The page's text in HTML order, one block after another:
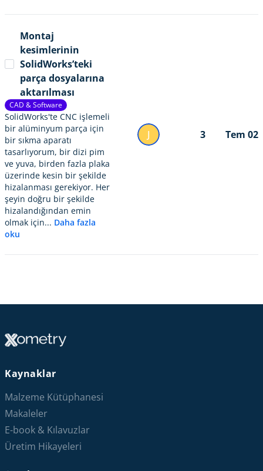
Montaj
kesimlerinin
SolidWorks’teki
parça dosyalarına
aktarılması
CAD & Software
SolidWorks'te CNC işlemeli
bir alüminyum parça için
bir sıkma aparatı
tasarlıyorum, bir dizi pim
ve yuva, birden fazla plaka
üzerinde kesin bir şekilde
hizalanması gerekiyor. Her
şeyin doğru bir şekilde
hizalandığından emin
olmak için... Daha fazla
oku
J 3 Tem 02
Kaynaklar
Malzeme Kütüphanesi
Makaleler
E-book & Kılavuzlar
Üretim Hikayeleri